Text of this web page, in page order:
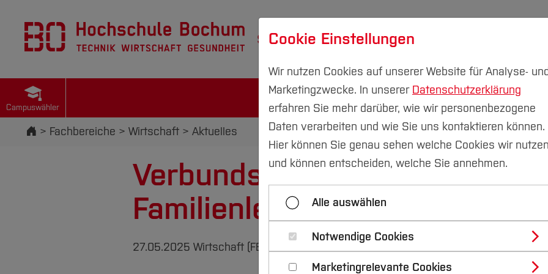
Studium Forschung & Transfer
Campuswähler
Startseite
Fachbereiche Wirtschaft Aktuelles
Verbundstudium, Beruf und
Familienleben erfolgreich
27.05.2025 Wirtschaft (FB W)
Cookie Einstellungen
Wir nutzen Cookies auf unserer Website für Analyse- und
Marketingzwecke. In unserer Datenschutzerklärung
erfahren Sie mehr darüber, wie wir personenbezogene
Daten verarbeiten und wie Sie uns kontaktieren können.
Hier können Sie genau sehen welche Cookies wir nutzen
und können entscheiden, welche Sie annehmen.
Alle auswählen
Notwendige Cookies
Marketingrelevante Cookies